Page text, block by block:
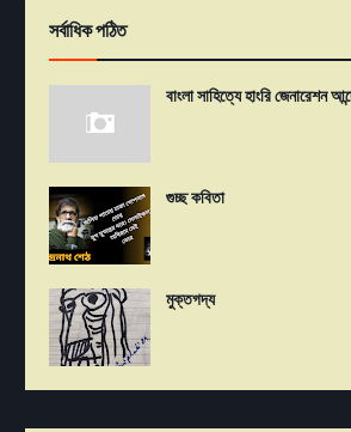
সর্বাধিক পঠিত
বাংলা সাহিত্যে হাংরি জেনারেশন
গুচ্ছ কবিতা
মুক্তগদ্য